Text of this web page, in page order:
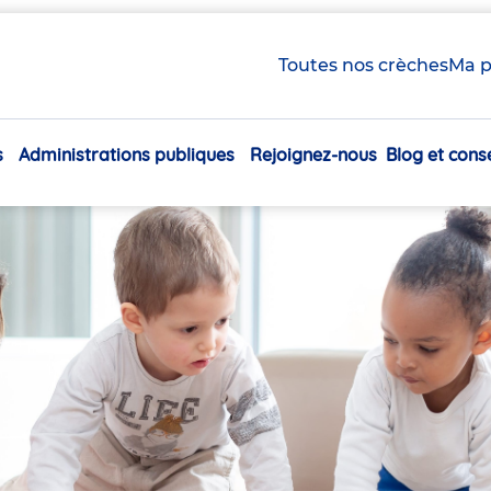
Toutes nos crèchesMa
Navigation
Administrations publiques Rejoignez-nous Blog et